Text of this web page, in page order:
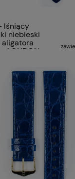
lśniący
niebieski
aligatora
LONDON